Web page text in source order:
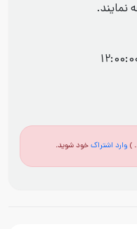
) وارد اشتراکخود شوید.